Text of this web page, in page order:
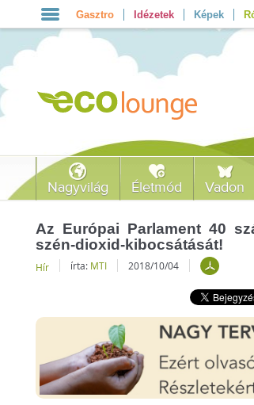
Gasztro Idézetek Képek
Nagyvilág Életmód Vadon
Az Európai Parlament 40
szén-dioxid-kibocsátását!
Hír írta: MTI 2018/10/04